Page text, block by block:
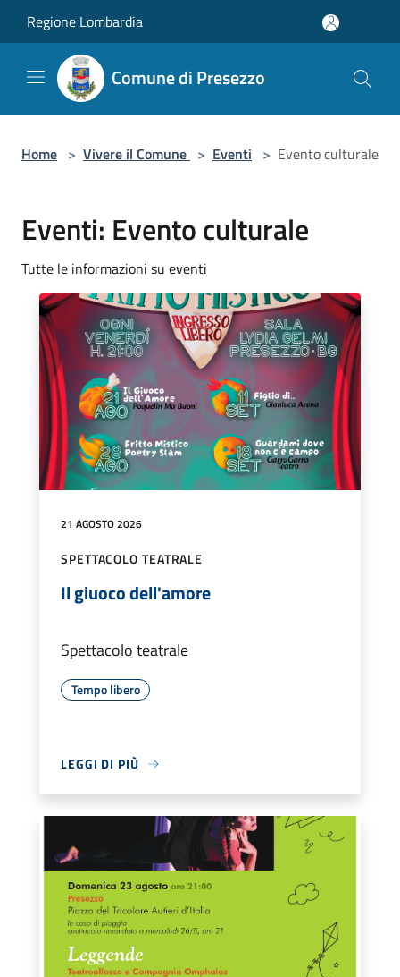
Regione Lombardia
Comune di Presezzo
Home > Vivere il Comune > Eventi > Evento culturale
Eventi: Evento culturale
Tutte le informazioni su eventi
21 AGOSTO 2026
SPETTACOLO TEATRALE
Il giuoco dell'amore
Spettacolo teatrale
Tempo libero
LEGGI DI PIÙ